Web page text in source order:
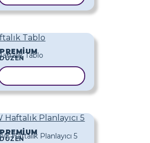
Tablo
PREMIUM
DÜZEN
Haftalık Planlayıcı 5
PREMIUM
DÜZEN